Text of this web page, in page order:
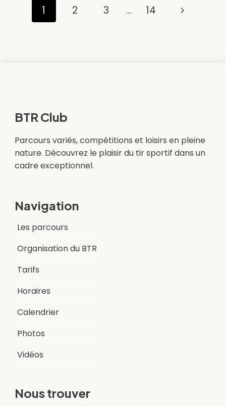
Navigation
1 2 3 … 14
Page
BTR Club
Parcours variés, compétitions et loisirs en pleine
nature. Découvrez le plaisir du tir sportif dans un
cadre exceptionnel.
Navigation
Les parcours
Organisation du BTR
Tarifs
Horaires
Calendrier
Photos
Vidéos
Nous trouver